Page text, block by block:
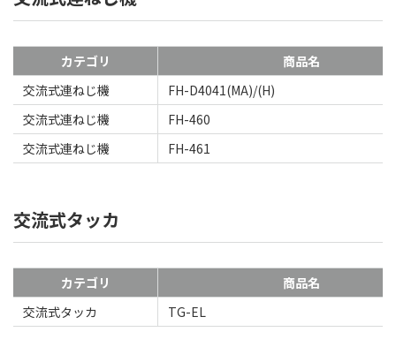
カテゴリ
商品名
交流式連ねじ機
FH-D4041(MA)/(H)
交流式連ねじ機
FH-460
交流式連ねじ機
FH-461
交流式タッカ
カテゴリ
商品名
交流式タッカ
TG-EL